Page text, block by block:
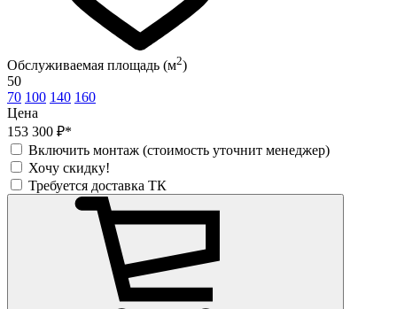
Обслуживаемая площадь (м2)
50
70 100 140 160
Цена
153 300 ₽*
Включить монтаж (стоимость уточнит менеджер)
Хочу скидку!
Требуется доставка ТК